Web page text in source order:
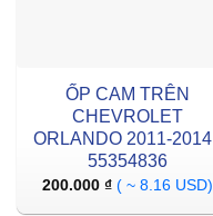
ỐP CAM TRÊN
CHEVROLET
ORLANDO 2011-2014 |
55354836
200.000 ₫ ( ~ 8.16 USD)